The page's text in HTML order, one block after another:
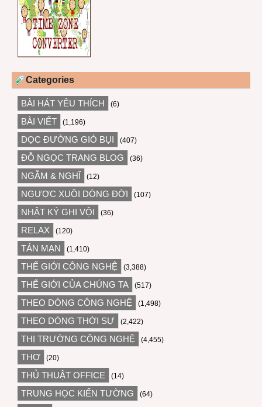
Categories
BÀI HÁT YÊU THÍCH (6)
BÀI VIẾT (1,196)
DỌC ĐƯỜNG GIÓ BỤI (407)
ĐỖ NGỌC TRANG BLOG (36)
NGẪM & NGHĨ (12)
NGƯỢC XUÔI DÒNG ĐỜI (107)
NHẬT KÝ GHI VỘI (36)
RELAX (120)
TẢN MẠN (1,410)
THẾ GIỚI CÔNG NGHỆ (3,388)
THẾ GIỚI CỦA CHÚNG TA (517)
THEO DÒNG CÔNG NGHỆ (1,498)
THEO DÒNG THỜI SỰ (2,422)
THỊ TRƯỜNG CÔNG NGHỆ (4,455)
THƠ (20)
THỦ THUẬT OFFICE (14)
TRUNG HỌC KIẾN TƯỜNG (64)